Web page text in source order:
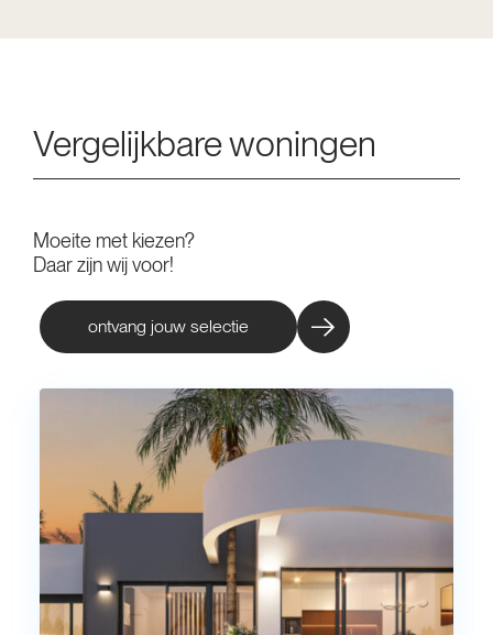
Vergelijkbare woningen
Moeite met kiezen?
Daar zijn wij voor!
ontvang jouw selectie